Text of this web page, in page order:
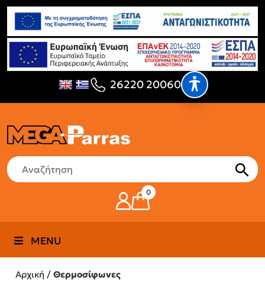
26220 20060
0
MENU
Αρχική / Θερμοσίφωνες